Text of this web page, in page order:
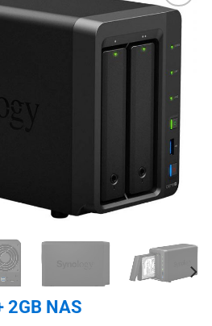
Hozzáadás
kívánságlistához
2GB NAS